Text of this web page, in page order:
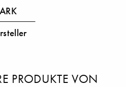
PRODUKTE VON